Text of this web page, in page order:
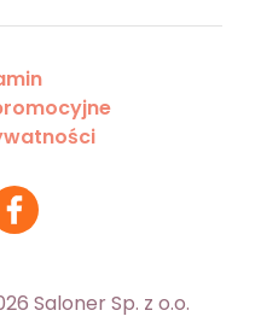
Saloner Sp. z o.o.